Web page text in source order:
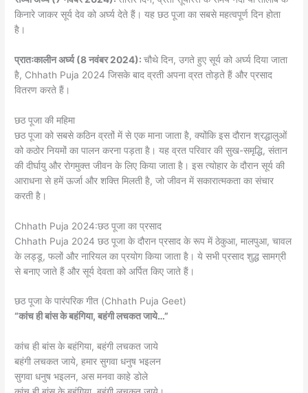
किनारे जाकर सूर्य देव को अर्घ्य देते हैं। यह छठ पूजा का सबसे महत्वपूर्ण दिन होता
है।
प्रातःकालीन अर्घ्य (8 नवंबर 2024):चौथे दिन, उगते हुए सूर्य को अर्घ्य दिया जाता
है, Chhath Puja 2024 जिसके बाद व्रती अपना व्रत तोड़ते हैं और प्रसाद
वितरण करते हैं।
छठ पूजा की महिमा
छठ पूजा को सबसे कठिन व्रतों में से एक माना जाता है, क्योंकि इस दौरान श्रद्धालुओं
को कठोर नियमों का पालन करना पड़ता है। यह व्रत परिवार की सुख-समृद्धि, संतान
की दीर्घायु और रोगमुक्त जीवन के लिए किया जाता है। इस त्योहार के दौरान सूर्य की
आराधना से हमें ऊर्जा और शक्ति मिलती है, जो जीवन में सकारात्मकता का संचार
करती है।
Chhath Puja 2024:छठ पूजा का प्रसाद
Chhath Puja 2024 छठ पूजा के दौरान प्रसाद के रूप में ठेकुआ, मालपुआ, चावल
के लड्डू, फलों और नारियल का प्रयोग किया जाता है। ये सभी प्रसाद शुद्ध सामग्री
से बनाए जाते हैं और सूर्य देवता को अर्पित किए जाते हैं।
छठ पूजा के पारंपरिक गीत (Chhath Puja Geet)
“कांच ही बांस के बहंगिया, बहंगी लचकत जाये…”
कांच ही बांस के बहंगिया, बहंगी लचकत जाये
बहंगी लचकत जाये, हमार सुगवा धनुष भइलन
सुगवा धनुष भइलन, अस मनवा काहे डोले